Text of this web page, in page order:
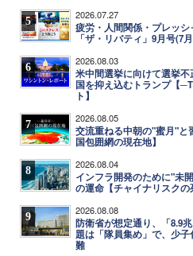
5 2026.07.27
疲労・人間関係・プレッ
「ザ・リバティ」9月号(7
6 2026.08.03
米中間選挙に向けて選挙
国を抑え込むトランプ【
ト】
7 2026.08.05
交流重ねる中朝の"蜜月"
国包囲網の現在地】
8 2026.08.04
インフラ開発のために"未
の運命【チャイナリスクの
9 2026.08.08
防衛省が想定通り、「8.9
題は「隊員集め」で、少
難